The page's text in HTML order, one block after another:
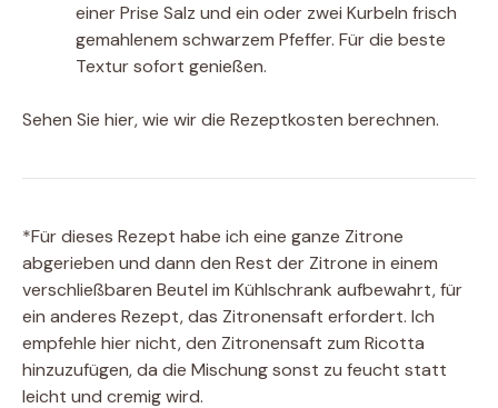
einer Prise Salz und ein oder zwei Kurbeln frisch
gemahlenem schwarzem Pfeffer. Für die beste
Textur sofort genießen.
Sehen Sie hier, wie wir die Rezeptkosten berechnen.
*Für dieses Rezept habe ich eine ganze Zitrone
abgerieben und dann den Rest der Zitrone in einem
verschließbaren Beutel im Kühlschrank aufbewahrt, für
ein anderes Rezept, das Zitronensaft erfordert. Ich
empfehle hier nicht, den Zitronensaft zum Ricotta
hinzuzufügen, da die Mischung sonst zu feucht statt
leicht und cremig wird.